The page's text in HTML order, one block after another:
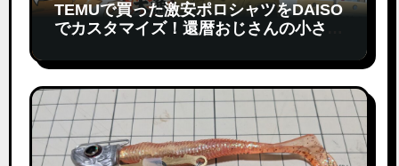
TEMUで買った激安ポロシャツをDAISO
でカスタマイズ！還暦おじさんの小さな